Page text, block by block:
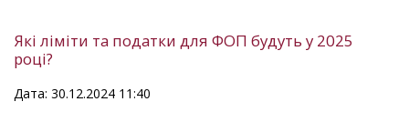
Які ліміти та податки для ФОП будуть у 2025
році?
Дата: 30.12.2024 11:40